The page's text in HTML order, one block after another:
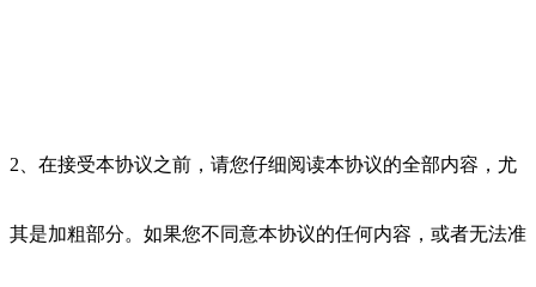
2、在接受本协议之前，请您仔细阅读本协议的全部内容，尤
其是加粗部分。如果您不同意本协议的任何内容，或者无法准